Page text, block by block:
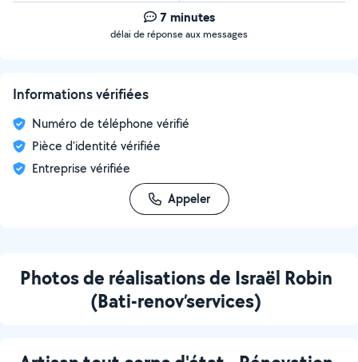
7 minutes
délai de réponse aux messages
Informations vérifiées
Numéro de téléphone vérifié
Pièce d'identité vérifiée
Entreprise vérifiée
Appeler
Photos de réalisations de Israël Robin
(Bati-renov’services)